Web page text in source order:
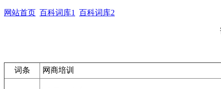
网站首页 百科词库1 百科词库2
词条 网商培训